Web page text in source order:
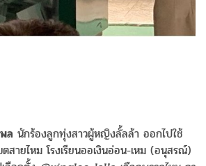
ล นักร้องลูกทุ่งสาวผู้หญิงลั้ลล้า ออกไปใช้
ตสายไหม โรงเรียนออเงินอ่อน-เหม (อนุสรณ์)